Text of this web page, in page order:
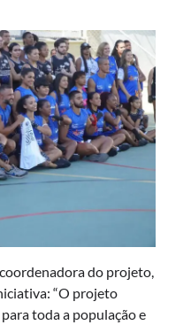
do projeto,
“O projeto
toda a população e